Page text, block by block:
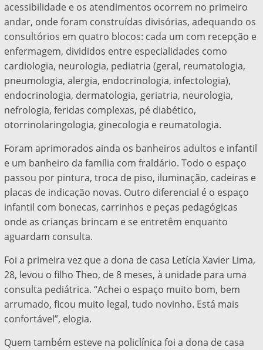
acessibilidade e os atendimentos ocorrem no primeiro
andar, onde foram construídas divisórias, adequando os
consultórios em quatro blocos: cada um com recepção e
enfermagem, divididos entre especialidades como
cardiologia, neurologia, pediatria (geral, reumatologia,
pneumologia, alergia, endocrinologia, infectologia),
endocrinologia, dermatologia, geriatria, neurologia,
nefrologia, feridas complexas, pé diabético,
otorrinolaringologia, ginecologia e reumatologia.
Foram aprimorados ainda os banheiros adultos e infantil
e um banheiro da família com fraldário. Todo o espaço
passou por pintura, troca de piso, iluminação, cadeiras e
placas de indicação novas. Outro diferencial é o espaço
infantil com bonecas, carrinhos e peças pedagógicas
onde as crianças brincam e se entretêm enquanto
aguardam consulta.
Foi a primeira vez que a dona de casa Letícia Xavier Lima,
28, levou o filho Theo, de 8 meses, à unidade para uma
consulta pediátrica. “Achei o espaço muito bom, bem
arrumado, ficou muito legal, tudo novinho. Está mais
confortável”, elogia.
Quem também esteve na policlínica foi a dona de casa